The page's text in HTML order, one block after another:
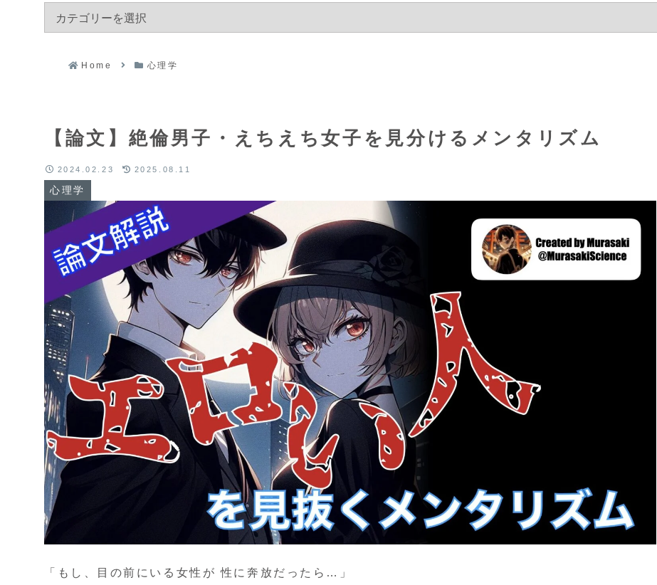
Home 心理学
【論文】絶倫男子・えちえち女子を見分けるメンタリズム
心理学
2024.02.23 2025.08.11
「もし、目の前にいる女性が 性に奔放だったら…」